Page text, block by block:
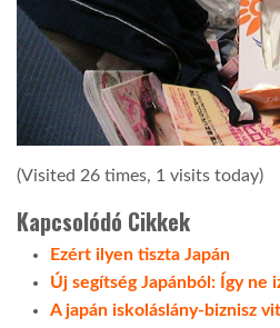
(Visited 26 times, 1 visits today)
Kapcsolódó Cikkek
Ezért ilyen tiszta Japán
Új segítség Japánból: Így ne
A japán iskoláslány-biznisz